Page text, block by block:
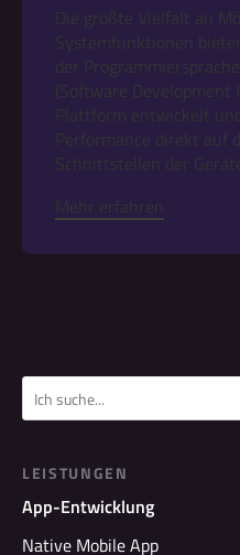
Die größte Vielfalt an
Systemfunktionen
der
(Software Development
Plattform entwickelt
Performance direkt auf
Schnittstellen der
Mehr erfahren
LEISTUNGEN
App-Entwicklung
Native Mobile App